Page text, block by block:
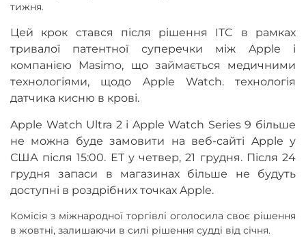
тижня.
Цей крок стався після рішення ITC в рамках
тривалої патентної суперечки між Apple і
компанією Masimo, що займається медичними
технологіями, щодо Apple Watch. технологія
датчика кисню в крові.
Apple Watch Ultra 2 і Apple Watch Series 9 більше
не можна буде замовити на веб-сайті Apple у
США після 15:00. ET у четвер, 21 грудня. Після 24
грудня запаси в магазинах більше не будуть
доступні в роздрібних точках Apple.
Комісія з міжнародної торгівлі оголосила своє рішення
в жовтні, залишаючи в силі рішення судді від січня.